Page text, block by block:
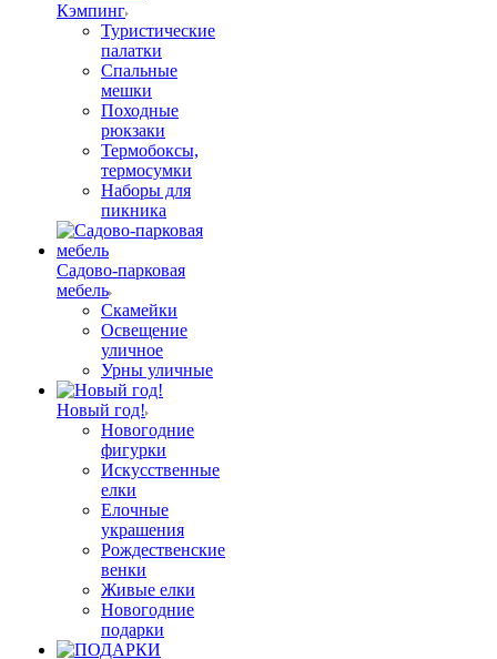
Кэмпинг
Туристические
палатки
Спальные
мешки
Походные
рюкзаки
Термобоксы,
термосумки
Наборы для
пикника
Садово-парковая
мебель
Скамейки
Освещение
уличное
Урны уличные
Новый год!
Новогодние
фигурки
Искусственные
елки
Елочные
украшения
Рождественские
венки
Живые елки
Новогодние
подарки